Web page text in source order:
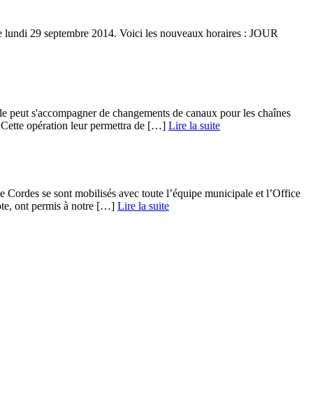
lundi 29 septembre 2014. Voici les nouveaux horaires : JOUR
s'accompagner de changements de canaux pour les chaînes
opération leur permettra de […] Lire la suite
se sont mobilisés avec toute l’équipe municipale et l’Office
ont permis à notre […] Lire la suite